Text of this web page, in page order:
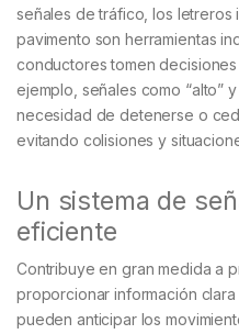
señales de tráfico, los letreros
pavimento son herramientas
conductores tomen
ejemplo, señales como “alto”
necesidad de detenerse o
evitando colisiones y
Un sistema de
eficiente
Contribuye en gran medida a
proporcionar información
pueden anticipar los